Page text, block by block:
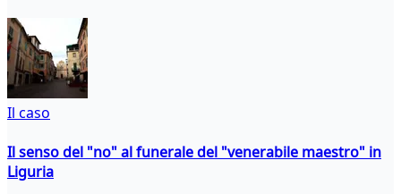
Il caso
Il senso del "no" al funerale del "venerabile maestro" in
Liguria